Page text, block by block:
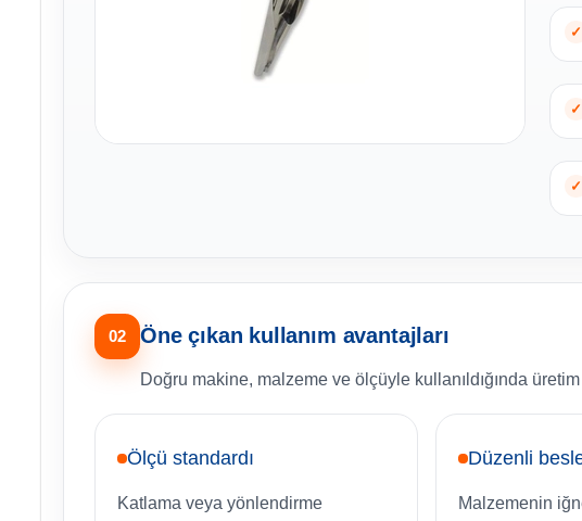
02 Öne çıkan kullanım avantajları
Doğru makine, malzeme ve ölçüyle kullanıldığında
Ölçü standardı
Katlama veya yönlendirme
Düzenli
Malzemenin